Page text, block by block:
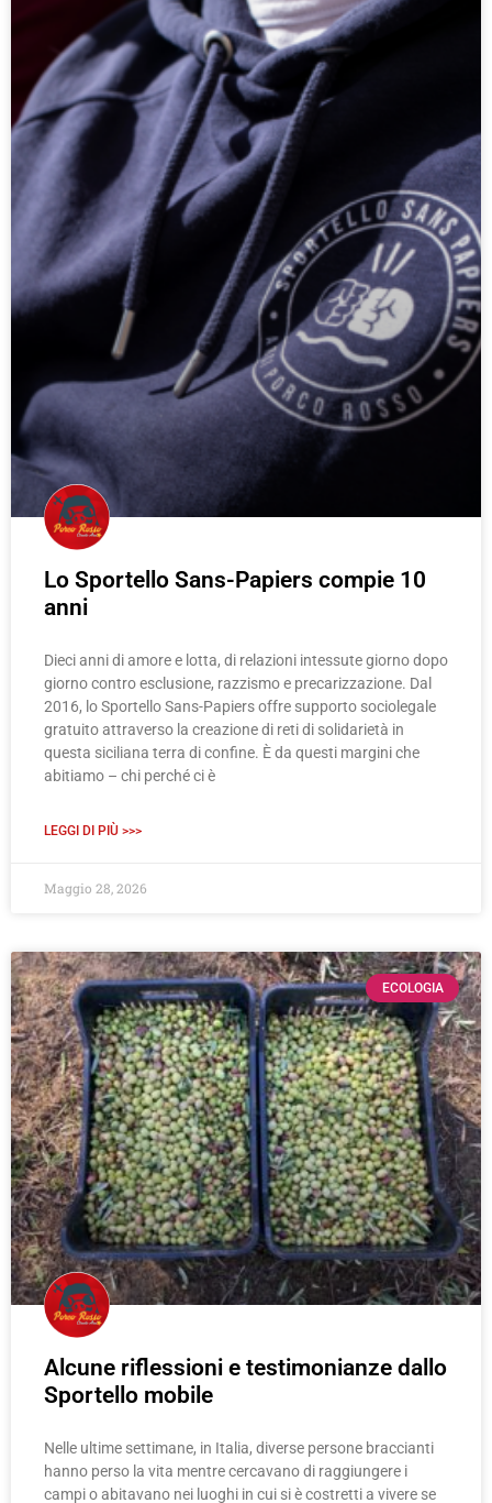
Lo Sportello Sans-Papiers compie 10
anni
Dieci anni di amore e lotta, di relazioni intessute giorno dopo
giorno contro esclusione, razzismo e precarizzazione. Dal
2016, lo Sportello Sans-Papiers offre supporto sociolegale
gratuito attraverso la creazione di reti di solidarietà in
questa siciliana terra di confine. È da questi margini che
abitiamo – chi perché ci è
LEGGI DI PIÙ >>>
Maggio 28, 2026
ECOLOGIA
Alcune riflessioni e testimonianze dallo
Sportello mobile
Nelle ultime settimane, in Italia, diverse persone braccianti
hanno perso la vita mentre cercavano di raggiungere i
campi o abitavano nei luoghi in cui si è costretti a vivere se